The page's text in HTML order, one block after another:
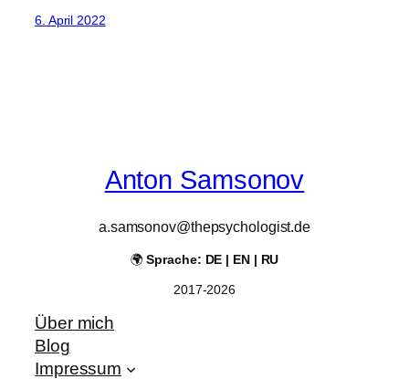
6. April 2022
Anton Samsonov
a.samsonov@thepsychologist.de
🌍Sprache: DE | EN | RU
2017-2026
Über mich
Blog
Impressum